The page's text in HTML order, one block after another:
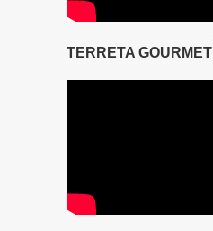
TERRETA GOURMET